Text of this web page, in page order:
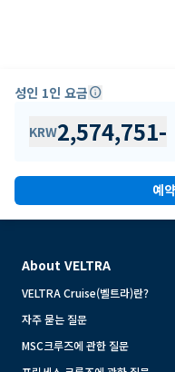
성인 1인 요금info
KRW2,574,751-
예
About VELTRA
VELTRA Cruise(벨트라)란?
자주 묻는 질문
MSC크루즈에 관한 질문